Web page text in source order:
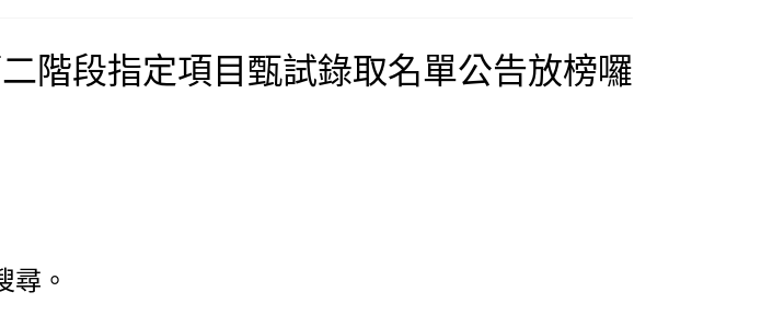
階段指定項目甄試錄取名單公告放榜囉
尋。